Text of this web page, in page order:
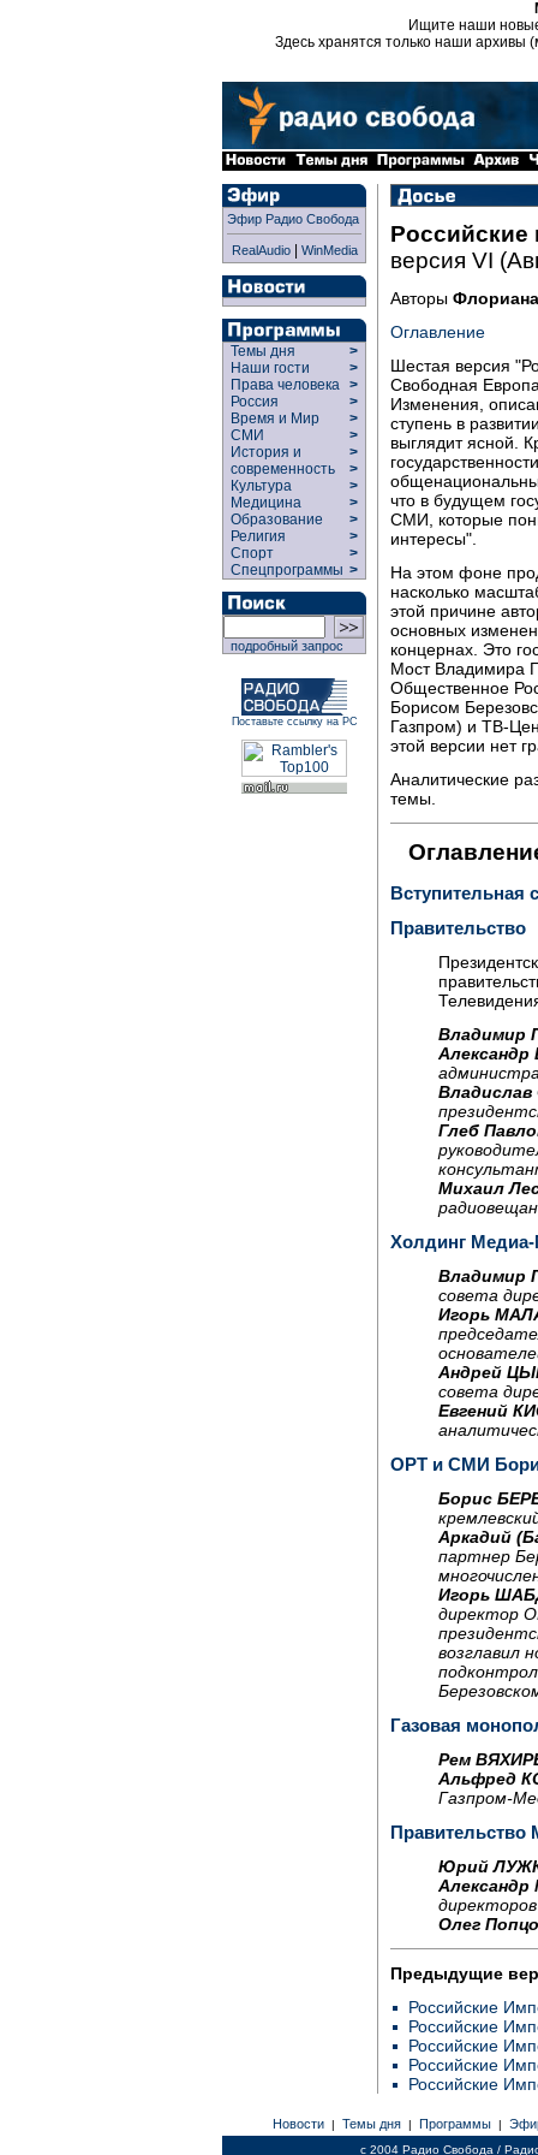
Ищите наши
Здесь хранятся только наши архивы
Эфир Радио Свобода
RealAudio| WinMedia
Темы дня
>
Наши гости
>
Права человека >
Россия
>
Время и Мир
>
СМИ
>
История и
современность
>
>
Культура
>
Медицина
>
Образование
>
Религия
>
Спорт
>
Спецпрограммы >
подробный запрос
Поставьте ссылку на РС
версия VI
Авторы
Оглавление
Шестая версия
Свободная
Изменения,
ступень в
выглядит ясной.
что в будущем
СМИ, которые
интересы".
На этом фоне
насколько
этой причине
основных
концернах. Это
Мост Владимира
Общественное
Борисом
Газпром) и ТВ-
этой версии нет
Аналитические
темы.
Вступительная
Правительство
Владимир
Глеб
Михаил
Холдинг
Владимир
совета
Игорь
Андрей
совета
Евгений
ОРТ и СМИ
Борис
Аркадий
партнер
Игорь
директор
возглавил
Газовая
Рем
Альфред
Газпром-
Правительство
Юрий
Александр
Олег
Предыдущие
Российские
Российские
Российские
Российские
Российские
Новости | Темы дня | Программы |
c 2004 Радио Свобода /